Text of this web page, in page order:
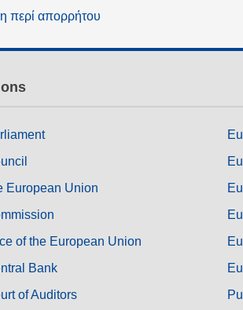
περί απορρήτου
European Union
of the European Union
Bank
of Auditors